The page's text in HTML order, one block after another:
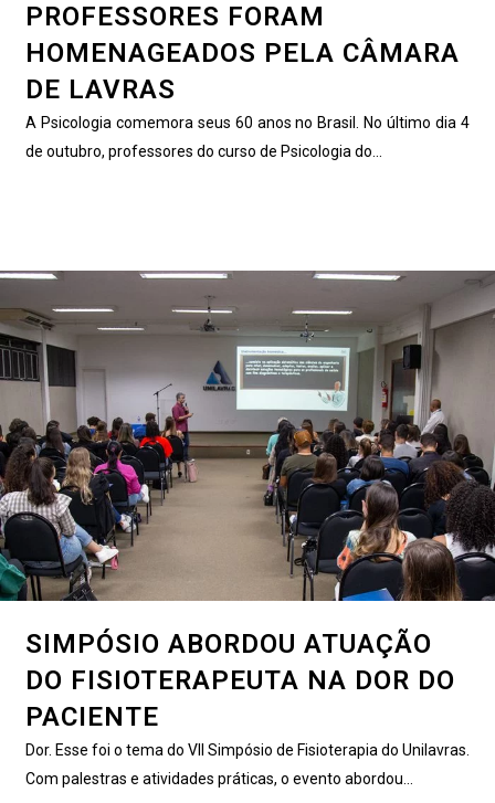
PROFESSORES FORAM
HOMENAGEADOS PELA CÂMARA
DE LAVRAS
A Psicologia comemora seus 60 anos no Brasil. No último dia 4
de outubro, professores do curso de Psicologia do...
SIMPÓSIO ABORDOU ATUAÇÃO
DO FISIOTERAPEUTA NA DOR DO
PACIENTE
Dor. Esse foi o tema do VII Simpósio de Fisioterapia do Unilavras.
Com palestras e atividades práticas, o evento abordou...